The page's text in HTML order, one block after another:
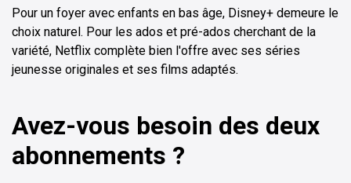
Pour un foyer avec enfants en bas âge, Disney+ demeure le
choix naturel. Pour les ados et pré-ados cherchant de la
variété, Netflix complète bien l'offre avec ses séries
jeunesse originales et ses films adaptés.
Avez-vous besoin des deux
abonnements ?